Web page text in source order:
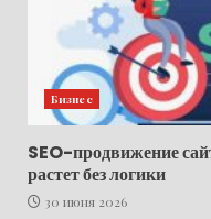
Бизнес
SEO-продвижение
растет без логики
30 июня 2026